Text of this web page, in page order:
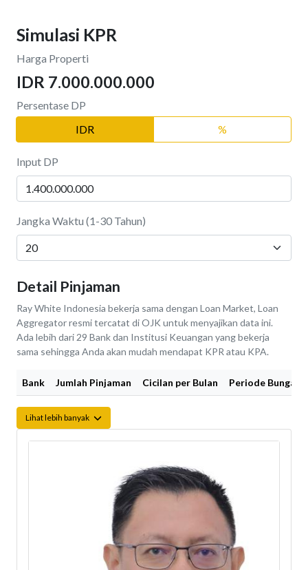
Simulasi KPR
Harga Properti
IDR 7.000.000.000
Persentase DP
IDR
%
Input DP
Jangka Waktu (1-30 Tahun)
Detail Pinjaman
Ray White Indonesia bekerja sama dengan Loan Market, Loan
Aggregator resmi tercatat di OJK untuk menyajikan data ini.
Ada lebih dari 29 Bank dan Institusi Keuangan yang bekerja
sama sehingga Anda akan mudah mendapat KPR atau KPA.
Bank Jumlah Pinjaman Cicilan per Bulan Periode Bunga
Lihat lebih banyak